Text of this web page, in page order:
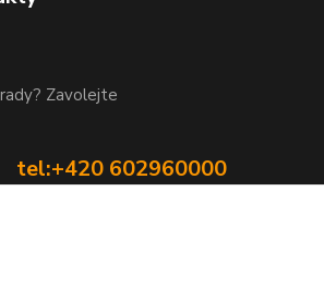
Zavolejte
tel:+420 602960000